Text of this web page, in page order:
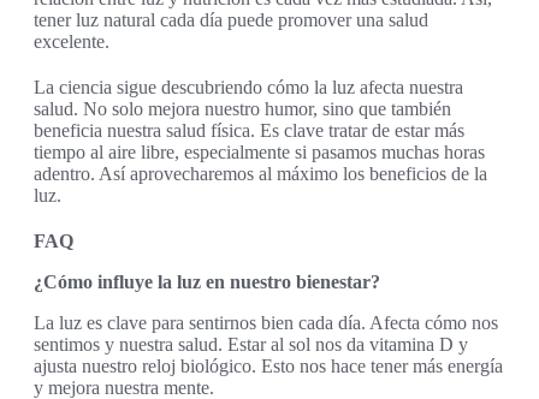
tener luz natural cada día puede promover una salud
excelente.
La ciencia sigue descubriendo cómo la luz afecta nuestra
salud. No solo mejora nuestro humor, sino que también
beneficia nuestra salud física. Es clave tratar de estar más
tiempo al aire libre, especialmente si pasamos muchas horas
adentro. Así aprovecharemos al máximo los beneficios de la
luz.
FAQ
¿Cómo influye la luz en nuestro bienestar?
La luz es clave para sentirnos bien cada día. Afecta cómo nos
sentimos y nuestra salud. Estar al sol nos da vitamina D y
ajusta nuestro reloj biológico. Esto nos hace tener más energía
y mejora nuestra mente.